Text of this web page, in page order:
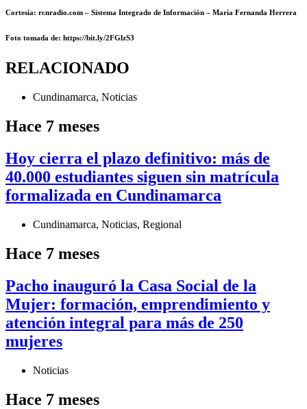
Cortesía: rcnradio.com – Sistema Integrado de Información – María Fernanda Herrera
Foto tomada de: https://bit.ly/2FGlzS3
RELACIONADO
Cundinamarca, Noticias
Hace 7 meses
Hoy cierra el plazo definitivo: más de
40.000 estudiantes siguen sin matrícula
formalizada en Cundinamarca
Cundinamarca, Noticias, Regional
Hace 7 meses
Pacho inauguró la Casa Social de la
Mujer: formación, emprendimiento y
atención integral para más de 250
mujeres
Noticias
Hace 7 meses